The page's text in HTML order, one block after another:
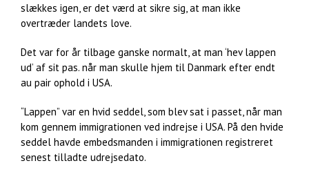
slækkes igen, er det værd at sikre sig, at man ikke
overtræder landets love.
Det var for år tilbage ganske normalt, at man ‘hev lappen
ud’ af sit pas. når man skulle hjem til Danmark efter endt
au pair ophold i USA.
“Lappen” var en hvid seddel, som blev sat i passet, når man
kom gennem immigrationen ved indrejse i USA. På den hvide
seddel havde embedsmanden i immigrationen registreret
senest tilladte udrejsedato.